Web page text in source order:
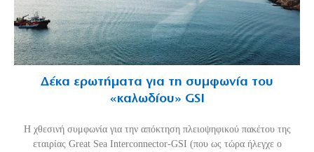
Δέκα ερωτήματα για τη συμφωνία του
«καλωδίου» GSI
Η χθεσινή συμφωνία για την απόκτηση πλειοψηφικού πακέτου της
εταιρίας Great Sea Interconnector-GSI (που ως τώρα ήλεγχε ο